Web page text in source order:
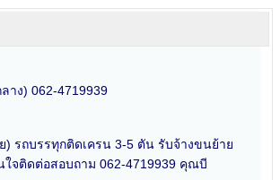
าง) 062-4719939
) รถบรรทุกติดเครน 3-5 ตัน รับจ้างขนย้าย
ใจติดต่อสอบถาม 062-4719939 คุณบี